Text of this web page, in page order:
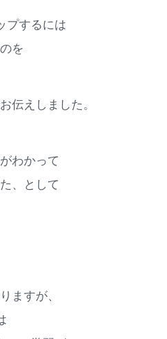
プするには
を
伝えしました。
わかって
、として
ますが、